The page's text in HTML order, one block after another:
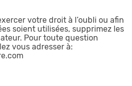
votre droit à l’oubli ou afin
soient utilisées, supprimez les
Pour toute question
vous adresser à: